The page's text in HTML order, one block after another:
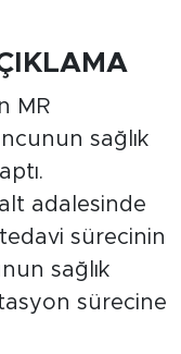
MR
sağlık
adalesinde
tedavi sürecinin
sağlık
sürecine